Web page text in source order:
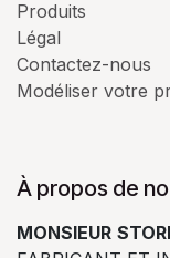
Produits
Légal
Contactez-nous
Modéliser votre
À propos de
MONSIEUR